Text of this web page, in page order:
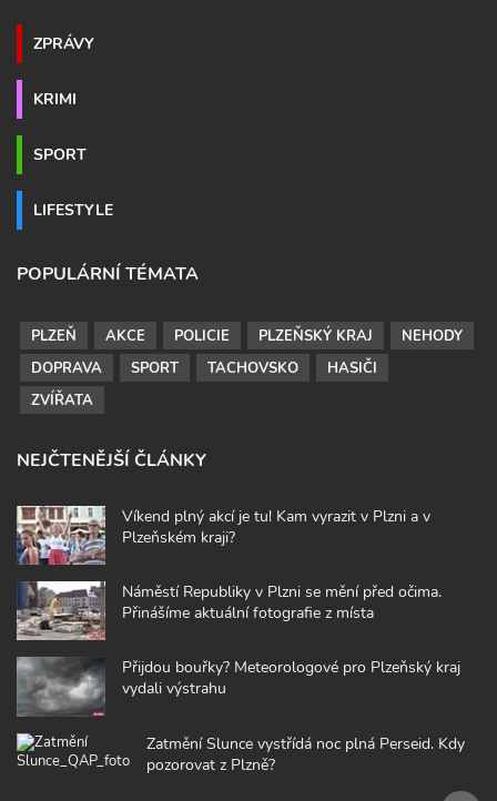
ZPRÁVY
KRIMI
SPORT
LIFESTYLE
POPULÁRNÍ TÉMATA
PLZEŇ AKCE POLICIE PLZEŇSKÝ KRAJ
NEHODY
DOPRAVA
SPORT TACHOVSKO
HASIČI
ZVÍŘATA
NEJČTENĚJŠÍ ČLÁNKY
Víkend plný akcí je tu! Kam vyrazit v Plzni a v
Plzeňském kraji?
Náměstí Republiky v Plzni se mění před očima.
Přinášíme aktuální fotografie z místa
Přijdou bouřky? Meteorologové pro Plzeňský kraj
vydali výstrahu
Zatmění Slunce vystřídá noc plná Perseid. Kdy
pozorovat z Plzně?